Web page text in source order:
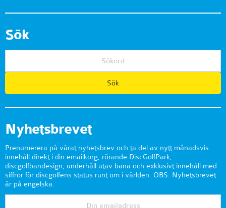
Sök
Nyhetsbrevet
Prenumerera på vårat nyhetsbrev och ta del av nytt månadsvis
innehåll direkt i din emailkorg, rörande DiscGolfPark,
discgolfbandesign, underhåll utav bana och exklusivt innehåll med
siffror för discgolfens status runt om i världen. OBS: Nyhetsbrevet
är på engelska.